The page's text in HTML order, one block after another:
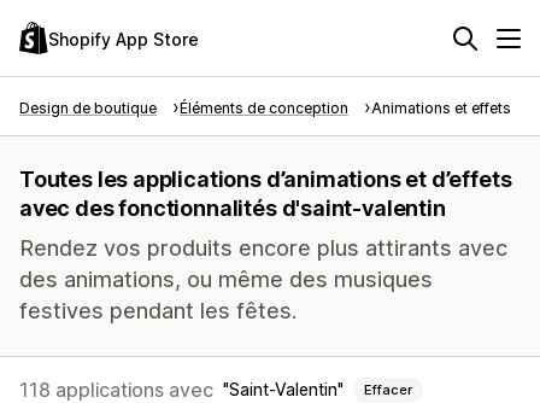
Shopify App Store
Design de boutique Éléments de conception Animations et effets
Toutes les applications d’animations et d’effets
avec des fonctionnalités d'saint-valentin
Rendez vos produits encore plus attirants avec
des animations, ou même des musiques
festives pendant les fêtes.
118 applications avec Saint-Valentin Effacer